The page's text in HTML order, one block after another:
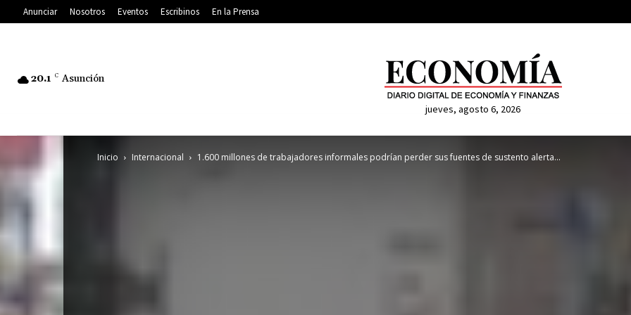
Anunciar Nosotros Eventos Escribinos En la Prensa
20.1 C Asunción
jueves, agosto 6, 2026
Inicio Internacional 1.600 millones de trabajadores informales podrían perder sus fuentes de sustento alerta...